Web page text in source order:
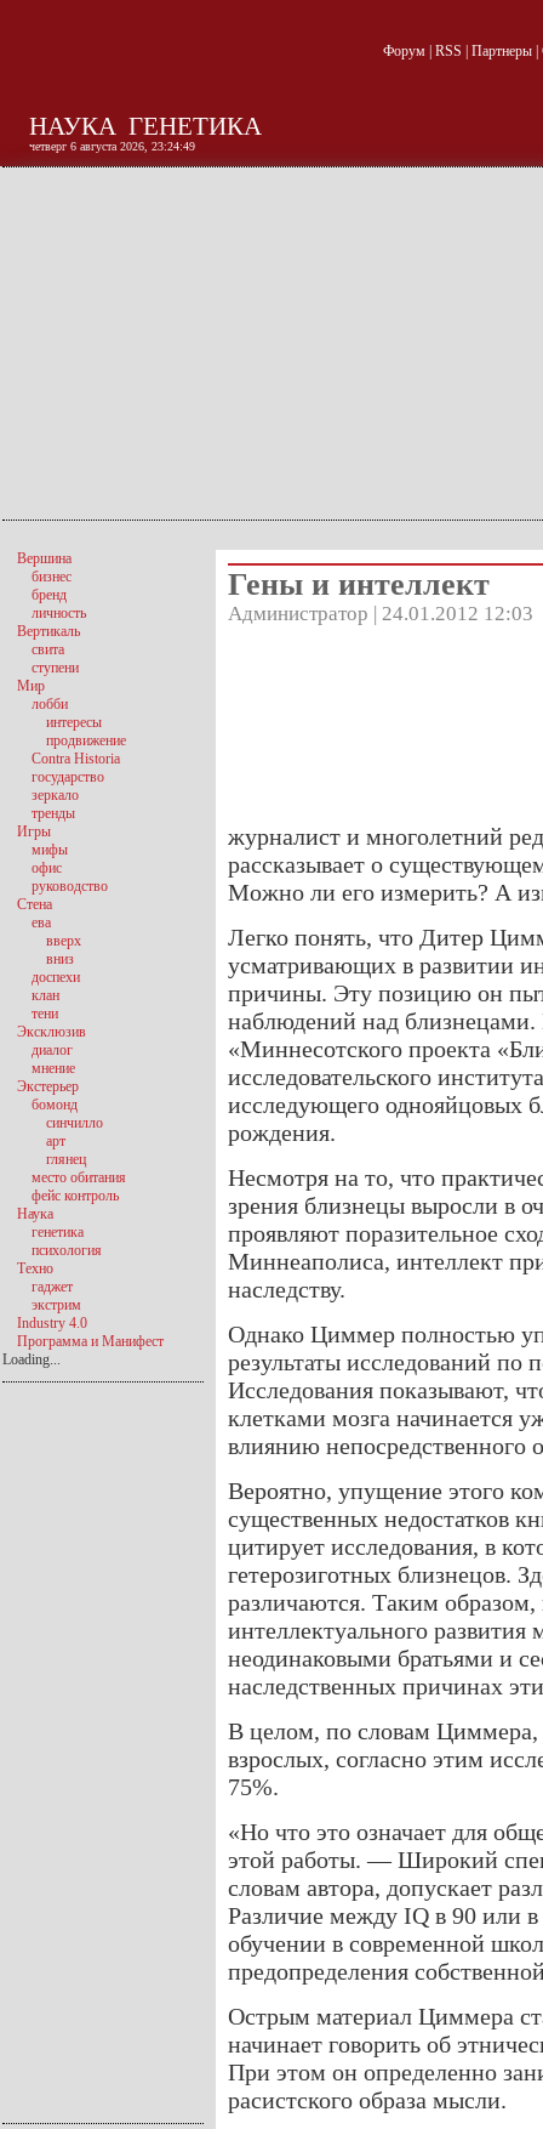
Форум| RSS Партнеры|
НАУКА ГЕНЕТИКА
четверг 6 августа 2026, 23:24:49
Гены и интеллект
Администратор | 24.01.2012 12:03
журналист и многолетний
рассказывает о
Можно ли его измерить? А
Легко понять, что Дитер
усматривающих в развитии
причины. Эту позицию он
наблюдений над близнецами.
«Миннесотского проекта
исследовательского
исследующего однояйцовых
рождения.
Несмотря на то, что
зрения близнецы выросли в
проявляют поразительное
Миннеаполиса, интеллект
наследству.
Однако Циммер полностью
результаты исследований по
Исследования показывают,
клетками мозга начинается
влиянию непосредственного
Вероятно, упущение этого
существенных недостатков
цитирует исследования, в
гетерозиготных близнецов.
различаются. Таким
интеллектуального
неодинаковыми братьями и
наследственных причинах
В целом, по словам Циммера,
взрослых, согласно этим
75%.
«Но что это означает для
этой работы. — Широкий
словам автора, допускает
Различие между IQ в 90 или
обучении в современной
предопределения
Острым материал Циммера
начинает говорить об
При этом он определенно
расистского образа мысли.
Вершина
бизнес
бренд
личность
Вертикаль
свита
ступени
Мир
лобби
интересы
продвижение
Contra Historia
государство
зеркало
тренды
Игры
мифы
офис
руководство
Стена
ева
вверх
вниз
доспехи
клан
тени
Эксклюзив
диалог
мнение
Экстерьер
бомонд
синчилло
арт
глянец
место обитания
фейс контроль
Наука
генетика
психология
Техно
гаджет
экстрим
Industry 4.0
Программа и Манифест
Loading...